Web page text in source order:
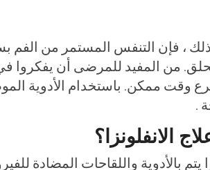
ذلك ، فإن التنفس المستمر من
من المفيد للمرضى أن يفكروا
وقت ممكن. باستخدام الأدوية
.
الانفلونزا؟
يتم بالأدوية واللقاحات المضادة